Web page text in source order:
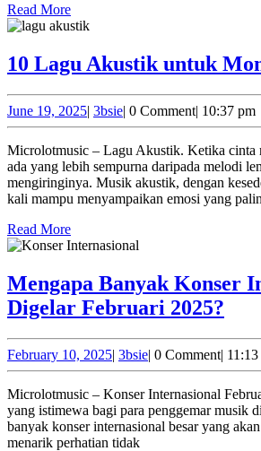
Read MoreRead
More
10 Lagu Akustik untuk
June 19, 2025June
19,
2025
| 3bsie3bsie
| 0 Comment| 10:37 pm
Microlotmusic – Lagu Akustik. Ketika cinta mengisi ruang hati, tak
ada yang lebih sempurna daripada melodi
mengiringinya. Musik akustik, dengan
kali mampu menyampaikan emosi yang
Read MoreRead
More
Mengapa Banyak Konser
Digelar Februari 2025?
February 10, 2025February
10,
2025
| 3bsie3bsie
| 0 Comment|
Microlotmusic – Konser Internasional Februari 2025 menjadi bulan
yang istimewa bagi para penggemar musik
banyak konser internasional besar yang
menarik perhatian tidak